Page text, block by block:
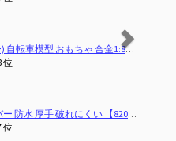
転車 クロスバイク ロードバイク サドル 痛くない 分厚い ゲルクッション ゲルパッド メンズ レディース 夏 (XXXL, ブルー) 誕生日 プレゼント
ト バイクモデル 自転車モデル 合金レーシング 全12カラー, 黄色#3